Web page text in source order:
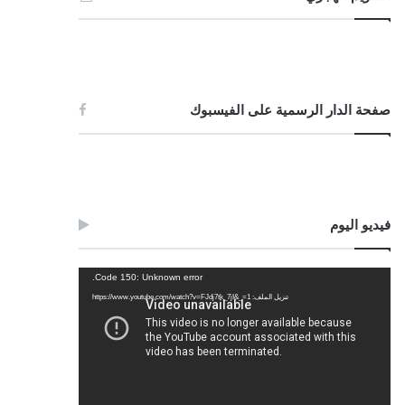
صفحة الدار الرسمية على الفيسبوك
فيديو اليوم
Code 150: Unknown error.
تنزيل الملف: https://www.youtube.com/watch?v=FJdj7tk_7jI&_=1